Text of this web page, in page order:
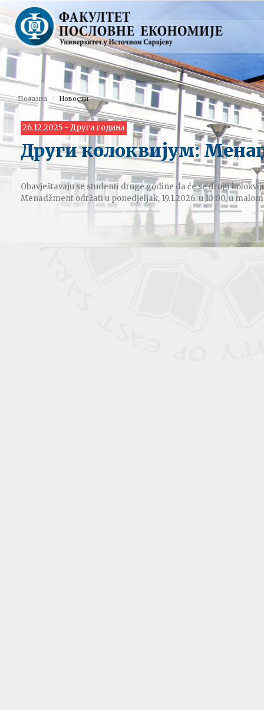
Полазна Новости
26.12.2025 - Друга година
Други колоквијум:
Obavještavaju se studenti druge godine da će se drugi
Menadžment održati u ponedjeljak, 19.1.2026. u 10:00, u